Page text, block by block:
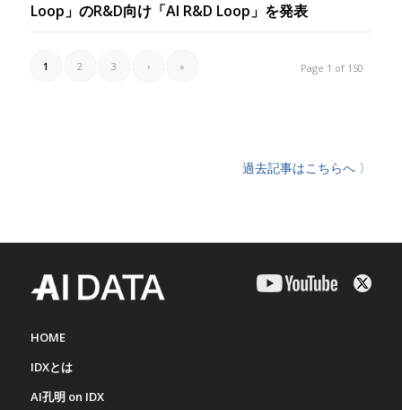
Loop」のR&D向け「AI R&D Loop」を発表
Page 1 of 150
1 2 3 › »
過去記事はこちらへ 〉
HOME
IDXとは
AI孔明 on IDX